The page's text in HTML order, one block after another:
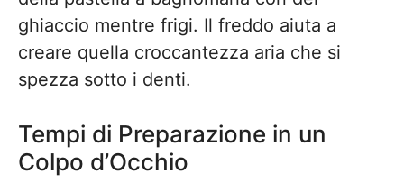
ghiaccio mentre frigi. Il freddo aiuta a
creare quella croccantezza aria che si
spezza sotto i denti.
Tempi di Preparazione in un
Colpo d’Occhio